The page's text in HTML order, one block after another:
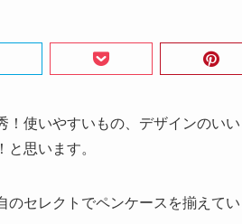
！使いやすいもの、デザインのい
思います。
セレクトでペンケースを揃えてい